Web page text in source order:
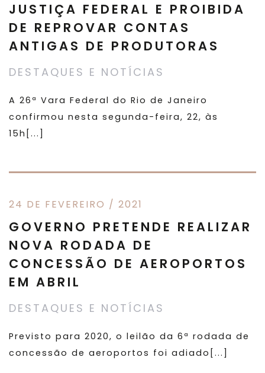
JUSTIÇA FEDERAL E PROIBIDA
DE REPROVAR CONTAS
ANTIGAS DE PRODUTORAS
DESTAQUES E NOTÍCIAS
A 26ª Vara Federal do Rio de Janeiro
confirmou nesta segunda-feira, 22, às
15h[...]
24 DE FEVEREIRO / 2021
GOVERNO PRETENDE REALIZAR
NOVA RODADA DE
CONCESSÃO DE AEROPORTOS
EM ABRIL
DESTAQUES E NOTÍCIAS
Previsto para 2020, o leilão da 6ª rodada de
concessão de aeroportos foi adiado[...]